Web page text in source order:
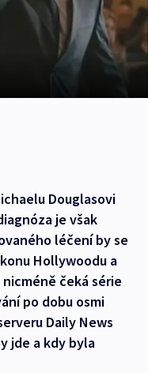
Douglasovi
je však
léčení by se
Hollywoodu a
čeká série
po dobu osmi
Daily News
jde a kdy byla